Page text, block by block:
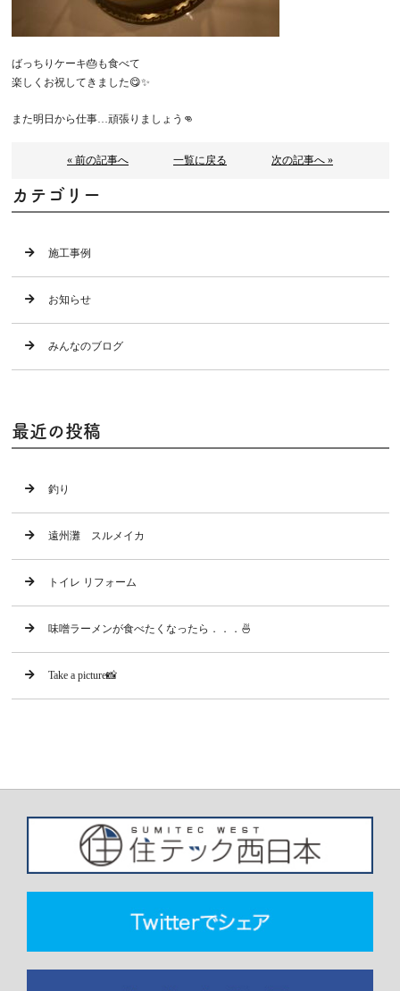
ばっちりケーキ🎂も食べて
楽しくお祝してきました😋✨
また明日から仕事…頑張りましょう👊
« 前の記事へ 一覧に戻る 次の記事へ »
カテゴリー
施工事例
お知らせ
みんなのブログ
最近の投稿
釣り
遠州灘 スルメイカ
トイレ リフォーム
味噌ラーメンが食べたくなったら．．．🍜
Take a picture📸